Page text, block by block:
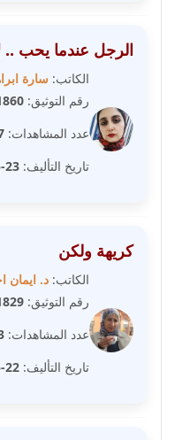
مدونة سلوي
عاملة
مدونة سلوى
عاملة
مدونة سمر
عاملة
مدونة سمير
عاملة
الرجل عندما يحب ..
الكاتب: سارة
رقم التوثيق:
عدد المشاهدات:
تاريخ التأليف: 23-05-2026
كريهة ولكن
الكاتب: د. ايمان
رقم التوثيق:
عدد المشاهدات:
تاريخ التأليف: 22-05-2026